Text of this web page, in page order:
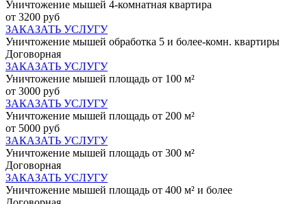
Уничтожение мышей 4-комнатная квартира
от 3200 руб
ЗАКАЗАТЬ УСЛУГУ
Уничтожение мышей обработка 5 и более-комн. квартиры
Договорная
ЗАКАЗАТЬ УСЛУГУ
Уничтожение мышей площадь от 100 м²
от 3000 руб
ЗАКАЗАТЬ УСЛУГУ
Уничтожение мышей площадь от 200 м²
от 5000 руб
ЗАКАЗАТЬ УСЛУГУ
Уничтожение мышей площадь от 300 м²
Договорная
ЗАКАЗАТЬ УСЛУГУ
Уничтожение мышей площадь от 400 м² и более